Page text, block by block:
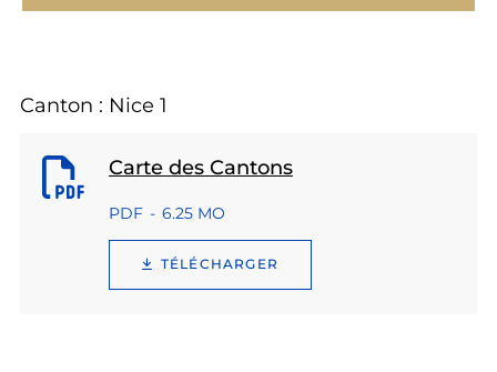
Canton : Nice 1
Carte des Cantons
PDF 6.25 MO
TÉLÉCHARGER